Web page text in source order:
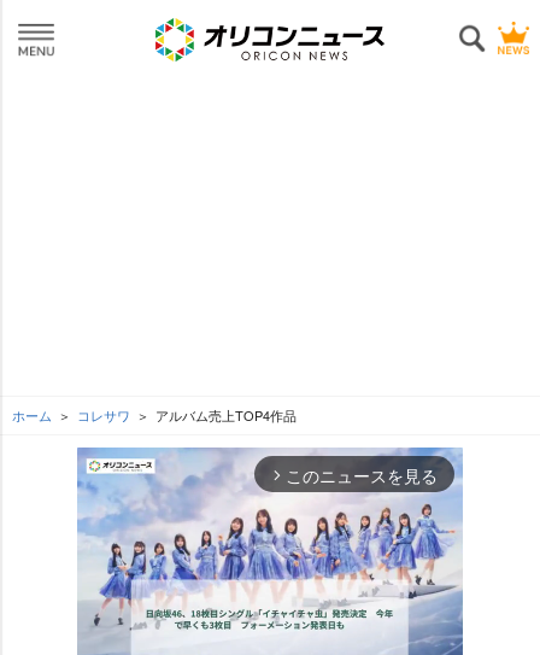
ホーム コレサワ アルバム売上TOP4作品
arrow_forward_ios このニュースを見る